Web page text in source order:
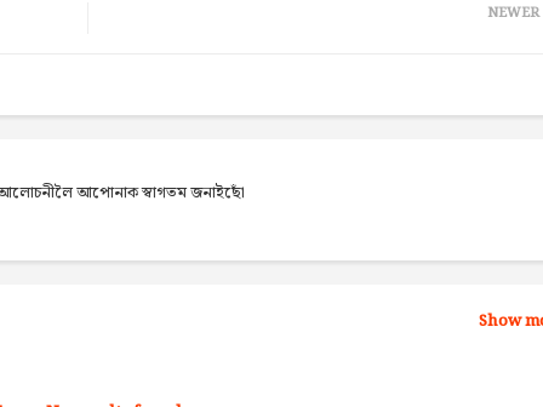
NEWER
আলোচনীলৈ আপোনাক স্বাগতম জনাইছোঁ
Show